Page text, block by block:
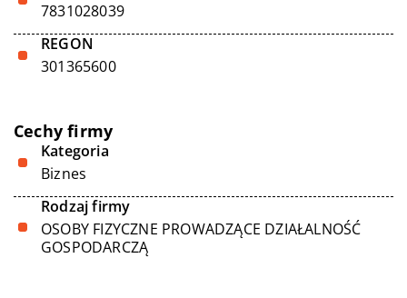
7831028039
REGON
301365600
Cechy firmy
Kategoria
Biznes
Rodzaj firmy
OSOBY FIZYCZNE PROWADZĄCE DZIAŁALNOŚĆ
GOSPODARCZĄ